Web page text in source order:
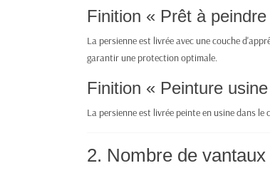
Finition « Prêt à
La persienne est livrée avec une couche
garantir une protection optimale.
Finition « Peinture
La persienne est livrée peinte en usine dans
2. Nombre de vantaux